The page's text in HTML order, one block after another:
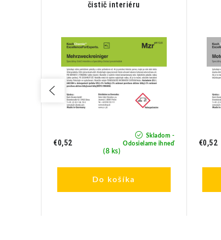
čistič interiéru
Skladom -
Odosielame ihneď
(8 ks)
€0,52
Do košíka
€0,52